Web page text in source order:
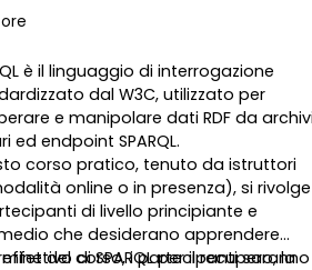
è il linguaggio di interrogazione
dal W3C, utilizzato per
e manipolare dati RDF da archivi
ed endpoint SPARQL.
corso pratico, tenuto da istruttori
online o in presenza), si rivolge
di livello principiante e
che desiderano apprendere
effettivo di SPARQL per il recupero, la
del corso, i partecipanti saranno